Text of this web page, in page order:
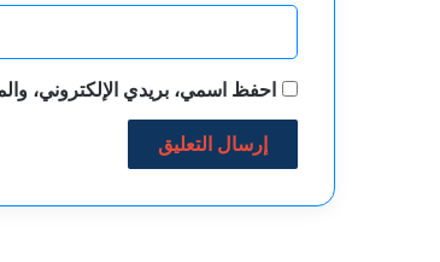
احفظ اسمي، بريدي الإلكتروني،